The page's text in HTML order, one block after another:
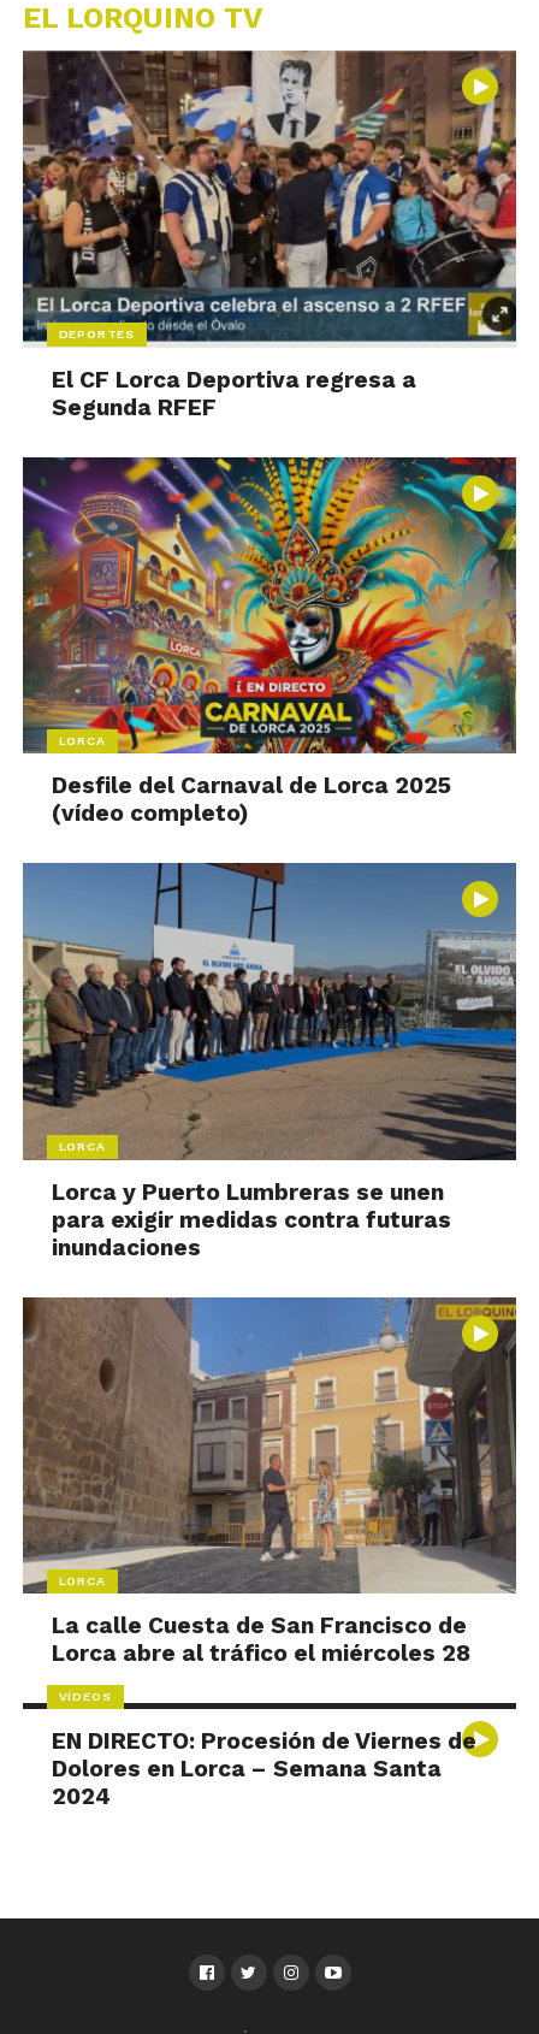
EL LORQUINO TV
DEPORTES
El CF Lorca Deportiva regresa a
Segunda RFEF
LORCA
Desfile del Carnaval de Lorca 2025
(vídeo completo)
LORCA
Lorca y Puerto Lumbreras se unen
para exigir medidas contra futuras
inundaciones
LORCA
La calle Cuesta de San Francisco de
Lorca abre al tráfico el miércoles 28
VÍDEOS
EN DIRECTO: Procesión de Viernes de
Dolores en Lorca – Semana Santa
2024